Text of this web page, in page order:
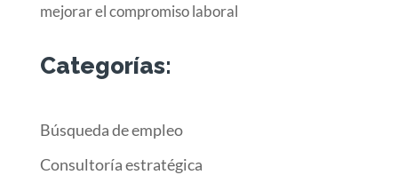
mejorar el compromiso laboral
Categorías:
Búsqueda de empleo
Consultoría estratégica